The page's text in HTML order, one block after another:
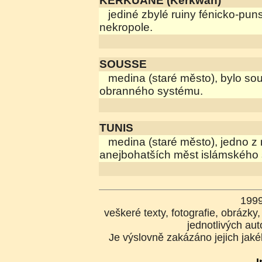
jediné zbylé ruiny fénicko-
nekropole.
SOUSSE
medina (staré město), bylo
obranného systému.
TUNIS
medina (staré město), jedno z
anejbohatších měst islámského
veškeré texty, fotografie,
jednotlivých
Je výslovně zakázáno jejich